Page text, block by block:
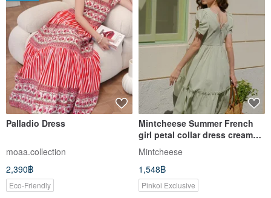
Palladio Dress
moaa.collection
2,390฿
Eco-Friendly
Mintcheese Summer French
girl petal collar dress cream
green / White / Black
Mintcheese
1,548฿
Pinkoi Exclusive